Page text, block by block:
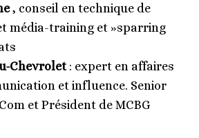
, conseil en technique de
média-training et »sparring
Chevrolet: expert en affaires
et influence. Senior
et Président de MCBG